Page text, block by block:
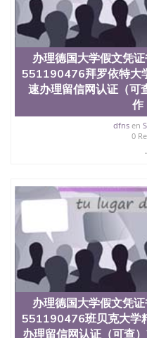
交时间，公司人员陪同
料； 5、等待结果，完成
6、客户确认收到结果
学院的毕业证成绩单所
结构（包括：水印，阴
银，LOGO烫金烫银复
镭射，紫外荧光，温感
对照。质量得到了广大
海外学校留学中介， 同
各大院校的（毕业证，
业证，录取通知书，在
新信息， 能够在时间掌
们在保证合理定价的同
质和效率不断优化，为
咨询顾问：Sam q/微信
信:551190476办理毕业
知书，雅思，留学回国
公司专业制作、办理、
教育部学历学位认证、
文凭、假文凭假毕业证
理、仿制学位证书、毕
证认证、留服认证、使
办理德国大学假文凭
551190476拜罗依特大
速办理留信网认证（可
作
dfnsen
0
办理德国大学假文凭
551190476班贝克大学
办理留信网认证（可查